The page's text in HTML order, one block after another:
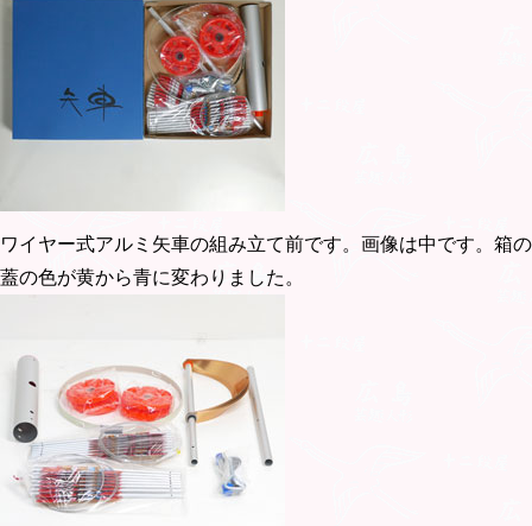
ワイヤー式アルミ矢車の組み立て前です。画像は中です。箱の
蓋の色が黄から青に変わりました。